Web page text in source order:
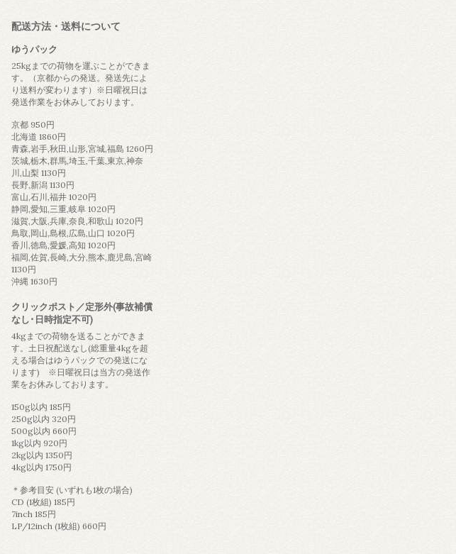
配送方法・送料について
ゆうパック
25kgまでの荷物を運ぶことができま
す。（京都からの発送。発送先によ
り送料が変わります）※日曜祝日は
発送作業をお休みしております。
京都 950円
北海道 1860円
青森,岩手,秋田,山形,宮城,福島 1260円
茨城,栃木,群馬,埼玉,千葉,東京,神奈
川,山梨 1130円
長野,新潟 1130円
富山,石川,福井 1020円
静岡,愛知,三重,岐阜 1020円
滋賀,大阪,兵庫,奈良,和歌山 1020円
鳥取,岡山,島根,広島,山口 1020円
香川,徳島,愛媛,高知 1020円
福岡,佐賀,長崎,大分,熊本,鹿児島,宮崎
1130円
沖縄 1630円
クリックポスト／定形外(事故補償
なし･日時指定不可)
4kgまでの荷物を送ることができま
す。土日祝配送なし(総重量4kgを超
える場合はゆうパックでの発送にな
ります) ※日曜祝日は当方の発送作
業をお休みしております。
150g以内 185円
250g以内 320円
500g以内 660円
1kg以内 920円
2kg以内 1350円
4kg以内 1750円
＊参考目安 (いずれも1枚の場合)
CD (1枚組) 185円
7inch 185円
LP/12inch (1枚組) 660円